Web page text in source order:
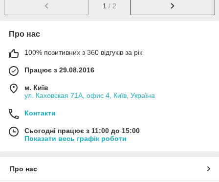
1 / 2
Про нас
100% позитивних з 360 відгуків за рік
Працює з 29.08.2016
м. Київ
ул. Каховская 71А, офис 4, Київ, Україна
Контакти
Сьогодні працює з 11:00 до 15:00
Показати весь графік роботи
Про нас